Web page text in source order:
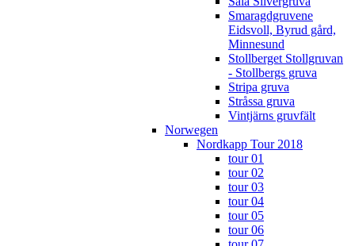
Smaragdgruvene
Eidsvoll, Byrud gård,
Minnesund
Stollberget Stollgruvan
- Stollbergs gruva
Stripa gruva
Stråssa gruva
Vintjärns gruvfält
Norwegen
Nordkapp Tour 2018
tour 01
tour 02
tour 03
tour 04
tour 05
tour 06